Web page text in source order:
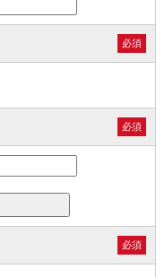
必須
必須
必須